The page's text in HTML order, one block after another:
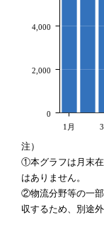
1月
0
2,000
4,000
注）
①本グラフは月末
はありません。
②物流分野等の一
収するため、別途